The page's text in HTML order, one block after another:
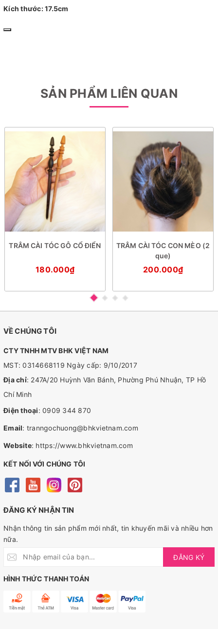
Kích thước: 17.5cm
SẢN PHẨM LIÊN QUAN
TRÂM CÀI TÓC GỖ CỔ ĐIỂN
180.000₫
TRÂM CÀI TÓC CON MÈO (2
que)
200.000₫
VỀ CHÚNG TÔI
CTY TNHH MTV BHK VIỆT NAM
MST: 0314668119 Ngày cấp: 9/10/2017
Địa chỉ: 247A/20 Huỳnh Văn Bánh, Phường Phú Nhuận, TP Hồ
Chí Minh
Điện thoại: 0909 344 870
Email: tranngochuong@bhkvietnam.com
Website: https://www.bhkvietnam.com
KẾT NỐI VỚI CHÚNG TÔI
ĐĂNG KÝ NHẬN TIN
Nhận thông tin sản phẩm mới nhất, tin khuyến mãi và nhiều hơn
nữa.
ĐĂNG KÝ
HÌNH THỨC THANH TOÁN